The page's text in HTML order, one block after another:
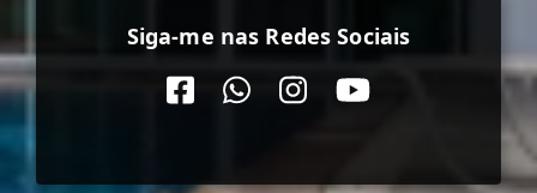
Siga-me nas Redes Sociais